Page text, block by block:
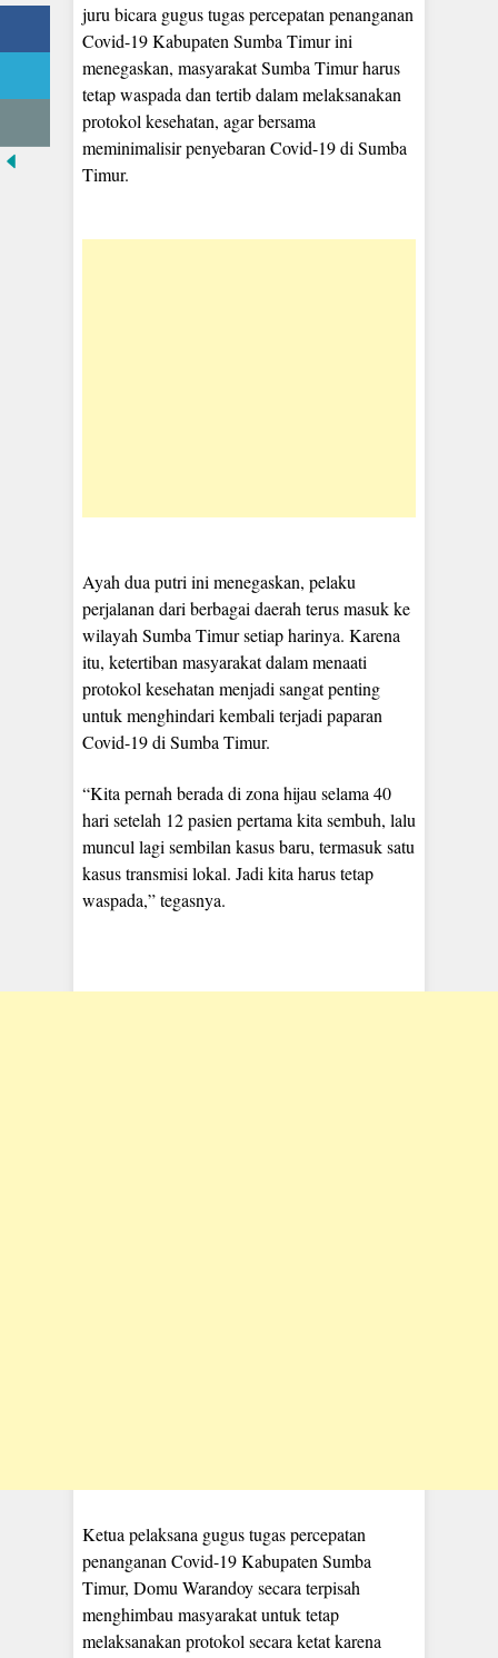
juru bicara gugus tugas percepatan penanganan
Covid-19 Kabupaten Sumba Timur ini
menegaskan, masyarakat Sumba Timur harus
tetap waspada dan tertib dalam melaksanakan
protokol kesehatan, agar bersama
meminimalisir penyebaran Covid-19 di Sumba
Timur.
Ayah dua putri ini menegaskan, pelaku
perjalanan dari berbagai daerah terus masuk ke
wilayah Sumba Timur setiap harinya. Karena
itu, ketertiban masyarakat dalam menaati
protokol kesehatan menjadi sangat penting
untuk menghindari kembali terjadi paparan
Covid-19 di Sumba Timur.
“Kita pernah berada di zona hijau selama 40
hari setelah 12 pasien pertama kita sembuh, lalu
muncul lagi sembilan kasus baru, termasuk satu
kasus transmisi lokal. Jadi kita harus tetap
waspada,” tegasnya.
Ketua pelaksana gugus tugas percepatan
penanganan Covid-19 Kabupaten Sumba
Timur, Domu Warandoy secara terpisah
menghimbau masyarakat untuk tetap
melaksanakan protokol secara ketat karena